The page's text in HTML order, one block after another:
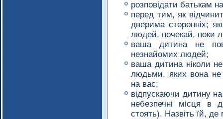
розповідати батькам
перед тим, як
дверима сторонніх;
людей, почекай, поки
ваша дитина не
незнайомих людей;
ваша дитина ніколи
людьми, яких вона не
на вас;
відпускаючи дитину
небезпечні місця в
стоять). Назвіть їй,